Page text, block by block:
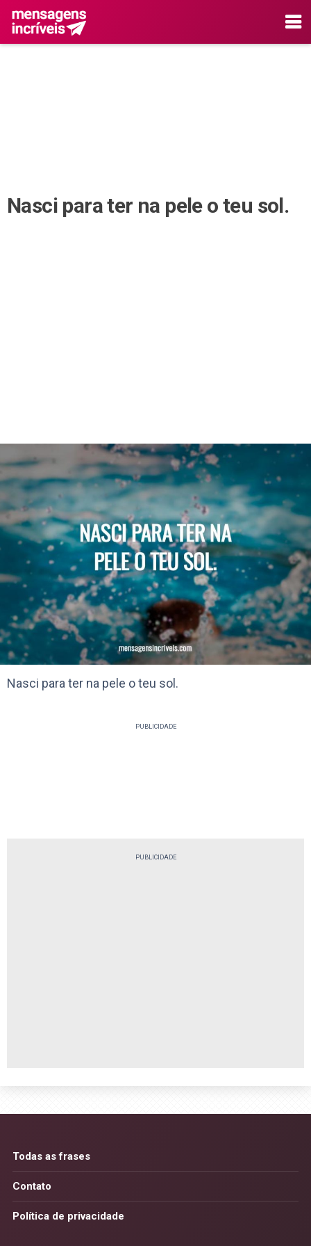
Nasci para ter na pele o teu sol.
Nasci para ter na pele o teu sol.
PUBLICIDADE
PUBLICIDADE
Todas as frases
Contato
Política de privacidade